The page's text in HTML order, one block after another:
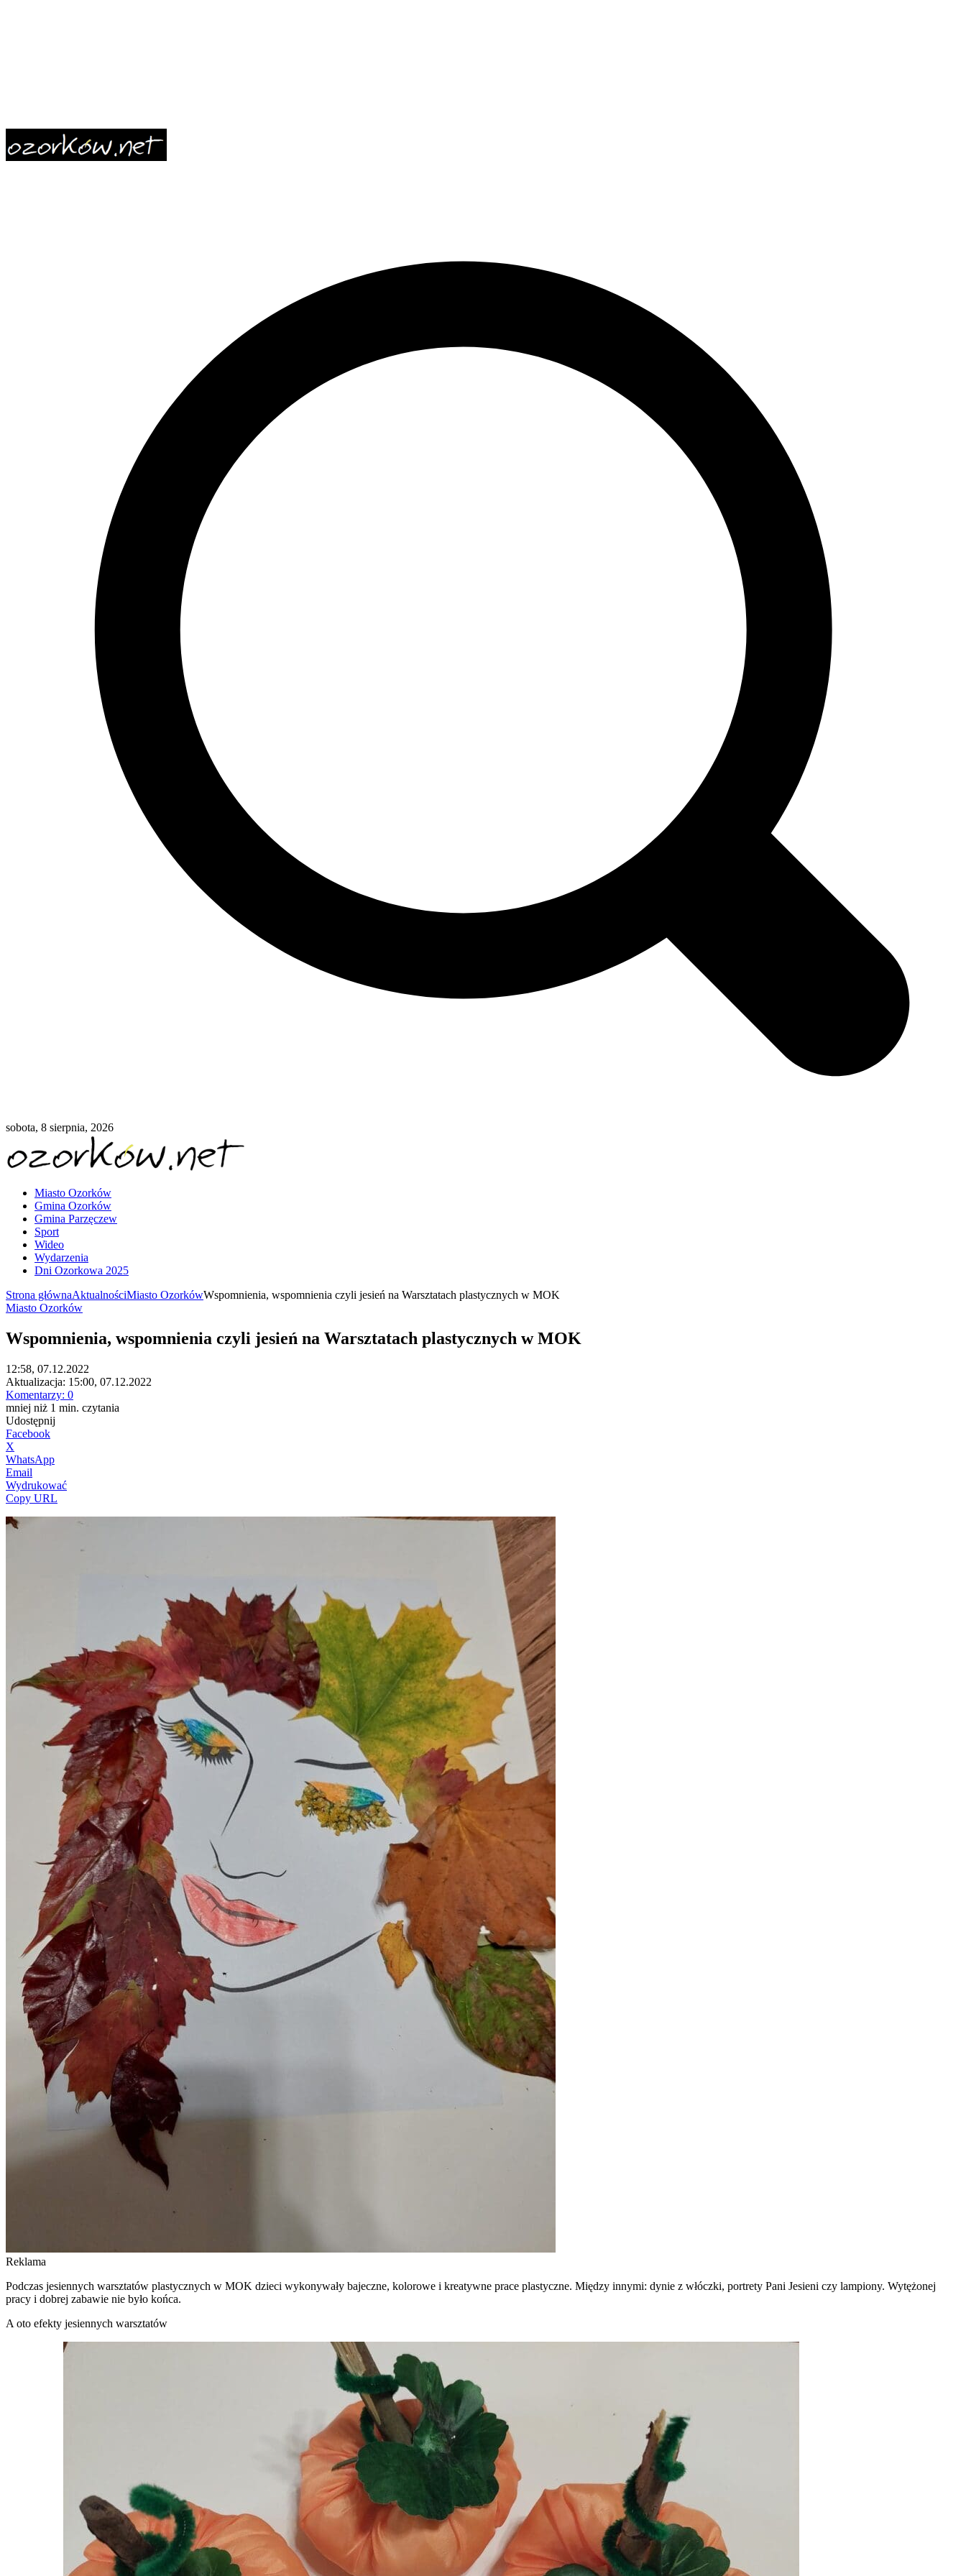
sobota, 8 sierpnia, 2026
Miasto Ozorków
Gmina Ozorków
Gmina Parzęczew
Sport
Wideo
Wydarzenia
Dni Ozorkowa 2025
Strona głównaAktualnościMiasto OzorkówWspomnienia, wspomnienia czyli jesień na Warsztatach plastycznych w MOK
Miasto Ozorków
Wspomnienia, wspomnienia czyli jesień na Warsztatach plastycznych w MOK
12:58, 07.12.2022
Aktualizacja: 15:00, 07.12.2022
Komentarzy: 0
mniej niż 1 min. czytania
Udostępnij
Facebook
X
WhatsApp
Email
Wydrukować
Copy URL
Reklama
Podczas jesiennych warsztatów plastycznych w MOK dzieci wykonywały bajeczne, kolorowe i kreatywne prace plastyczne. Między innymi: dynie z włóczki, portrety Pani Jesieni czy lampiony. Wytężonej
pracy i dobrej zabawie nie było końca.
A oto efekty jesiennych warsztatów